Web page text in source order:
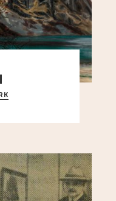
og står i
ute